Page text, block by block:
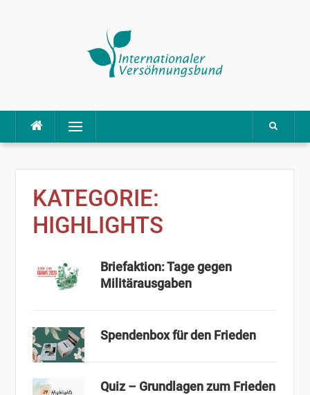
Inhalt
Menü
KATEGORIE:
HIGHLIGHTS
Briefaktion: Tage gegen
Militärausgaben
Spendenbox für den Frieden
Quiz – Grundlagen zum Frieden